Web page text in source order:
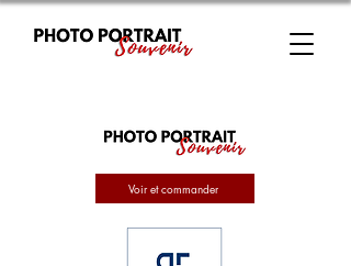
Voir et commander